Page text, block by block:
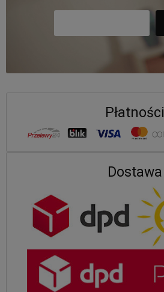
Płatności
Dostawa